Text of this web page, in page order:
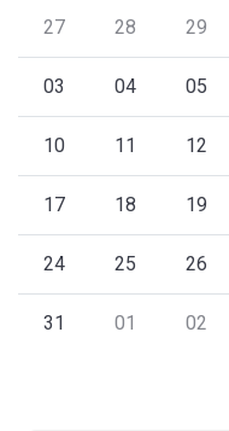
27 28 29
03 04 05
10 11 12
17 18 19
24 25 26
31 01 02